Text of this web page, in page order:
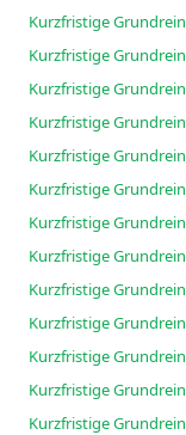
Kurzfristige
Kurzfristige
Kurzfristige
Kurzfristige
Kurzfristige
Kurzfristige
Kurzfristige
Kurzfristige
Kurzfristige
Kurzfristige
Kurzfristige
Kurzfristige
Kurzfristige